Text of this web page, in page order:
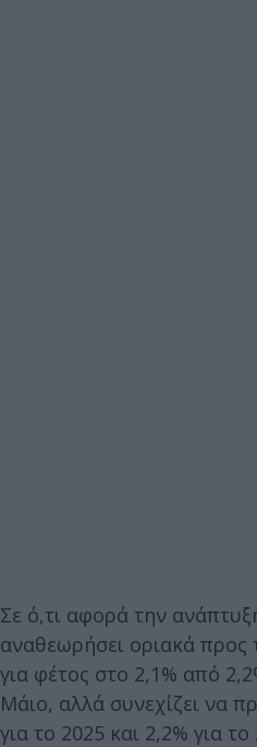
Σε ό,τι αφορά την
αναθεωρήσει οριακά
για φέτος στο 2,1% από
Μάιο, αλλά συνεχίζει να
για το 2025 και 2,2% για